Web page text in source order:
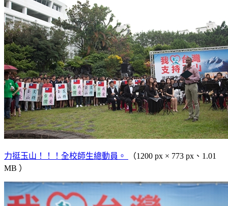
力挺玉山！！！全校師生總動員。
（1200 px × 773 px、1.01
MB ）